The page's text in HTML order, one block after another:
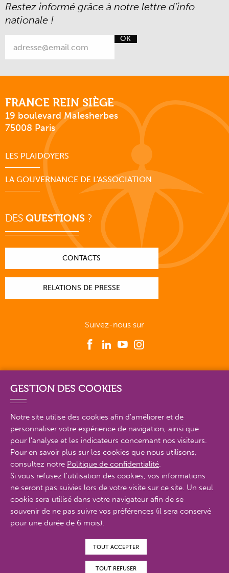
Restez informé grâce à notre lettre d’info
nationale !
OK
FRANCE REIN SIÈGE
19 boulevard Malesherbes
75008 Paris
LES PLAIDOYERS
LA GOUVERNANCE DE L'ASSOCIATION
DES QUESTIONS ?
CONTACTS
RELATIONS DE PRESSE
Suivez-nous sur
PLAN DU SITE EN DÉTAIL
© Proximit Digital 2022
MENTIONS LÉGALES
POLITIQUE DE CONFIDENTIALITÉ
CONTACTS
ACCESSIBILITÉ : PARTIELLEMENT CONFORME
GESTION DES COOKIES
Notre site utilise des cookies afin d'améliorer et de
personnaliser votre expérience de navigation, ainsi que
pour l'analyse et les indicateurs concernant nos visiteurs.
Pour en savoir plus sur les cookies que nous utilisons,
consultez notre Politique de confidentialité.
Si vous refusez l'utilisation des cookies, vos informations
ne seront pas suivies lors de votre visite sur ce site. Un seul
cookie sera utilisé dans votre navigateur afin de se
souvenir de ne pas suivre vos préférences (il sera conservé
pour une durée de 6 mois).
TOUT ACCEPTER
TOUT REFUSER